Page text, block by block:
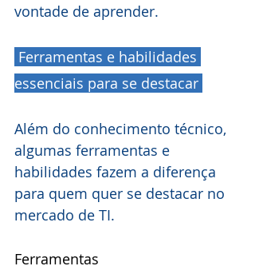
vontade de aprender.
essenciais para se destacar
Além do conhecimento técnico,
algumas ferramentas e
habilidades fazem a diferença
para quem quer se destacar no
mercado de TI.
Ferramentas